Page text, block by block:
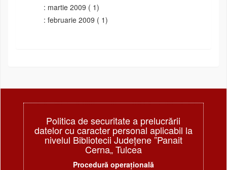
martie 2009 ( 1)
februarie 2009 ( 1)
Politica de securitate a prelucrării
datelor cu caracter personal aplicabil la
nivelul Bibliotecii Judeţene ”Panait
Cerna„ Tulcea
Procedură operațională